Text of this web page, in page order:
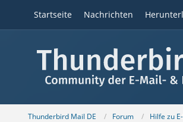
Startseite Nachrichten
Thunderbird Mail DE Forum Hilfe zu